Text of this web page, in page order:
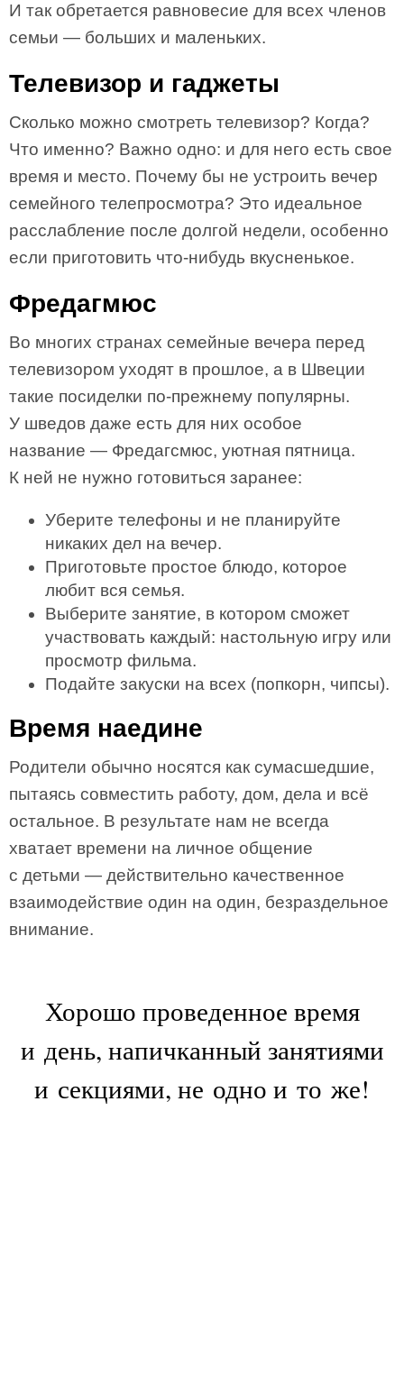
И так обретается равновесие для всех членов
семьи — больших и маленьких.
Телевизор и гаджеты
Сколько можно смотреть телевизор? Когда?
Что именно? Важно одно: и для него есть свое
время и место. Почему бы не устроить вечер
семейного телепросмотра? Это идеальное
расслабление после долгой недели, особенно
если приготовить что-нибудь вкусненькое.
Фредагмюс
Во многих странах семейные вечера перед
телевизором уходят в прошлое, а в Швеции
такие посиделки по-прежнему популярны.
У шведов даже есть для них особое
название — Фредагсмюс, уютная пятница.
К ней не нужно готовиться заранее:
Уберите телефоны и не планируйте
никаких дел на вечер.
Приготовьте простое блюдо, которое
любит вся семья.
Выберите занятие, в котором сможет
участвовать каждый: настольную игру или
просмотр фильма.
Подайте закуски на всех (попкорн, чипсы).
Время наедине
Родители обычно носятся как сумасшедшие,
пытаясь совместить работу, дом, дела и всё
остальное. В результате нам не всегда
хватает времени на личное общение
с детьми — действительно качественное
взаимодействие один на один, безраздельное
внимание.
Хорошо проведенное время
и день, напичканный занятиями
и секциями, не одно и то же!